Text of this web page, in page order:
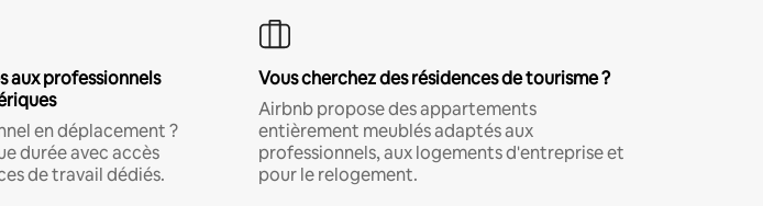
aux professionnels
en déplacement ?
durée avec accès
de travail dédiés.
Vous cherchez des résidences de tourisme ?
Airbnb propose des appartements
entièrement meublés adaptés aux
professionnels, aux logements d'entreprise et
pour le relogement.